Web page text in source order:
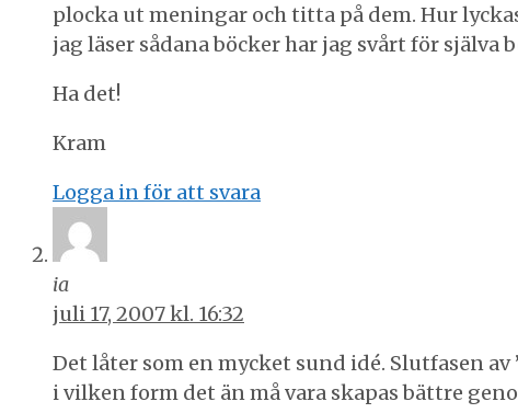
plocka ut meningar och titta på dem. Hur
jag läser sådana böcker har jag svårt för
Ha det!
Kram
Logga in för att svara
ia
juli 17, 2007 kl. 16:32
Det låter som en mycket sund idé. Slutfasen
i vilken form det än må vara skapas bättre